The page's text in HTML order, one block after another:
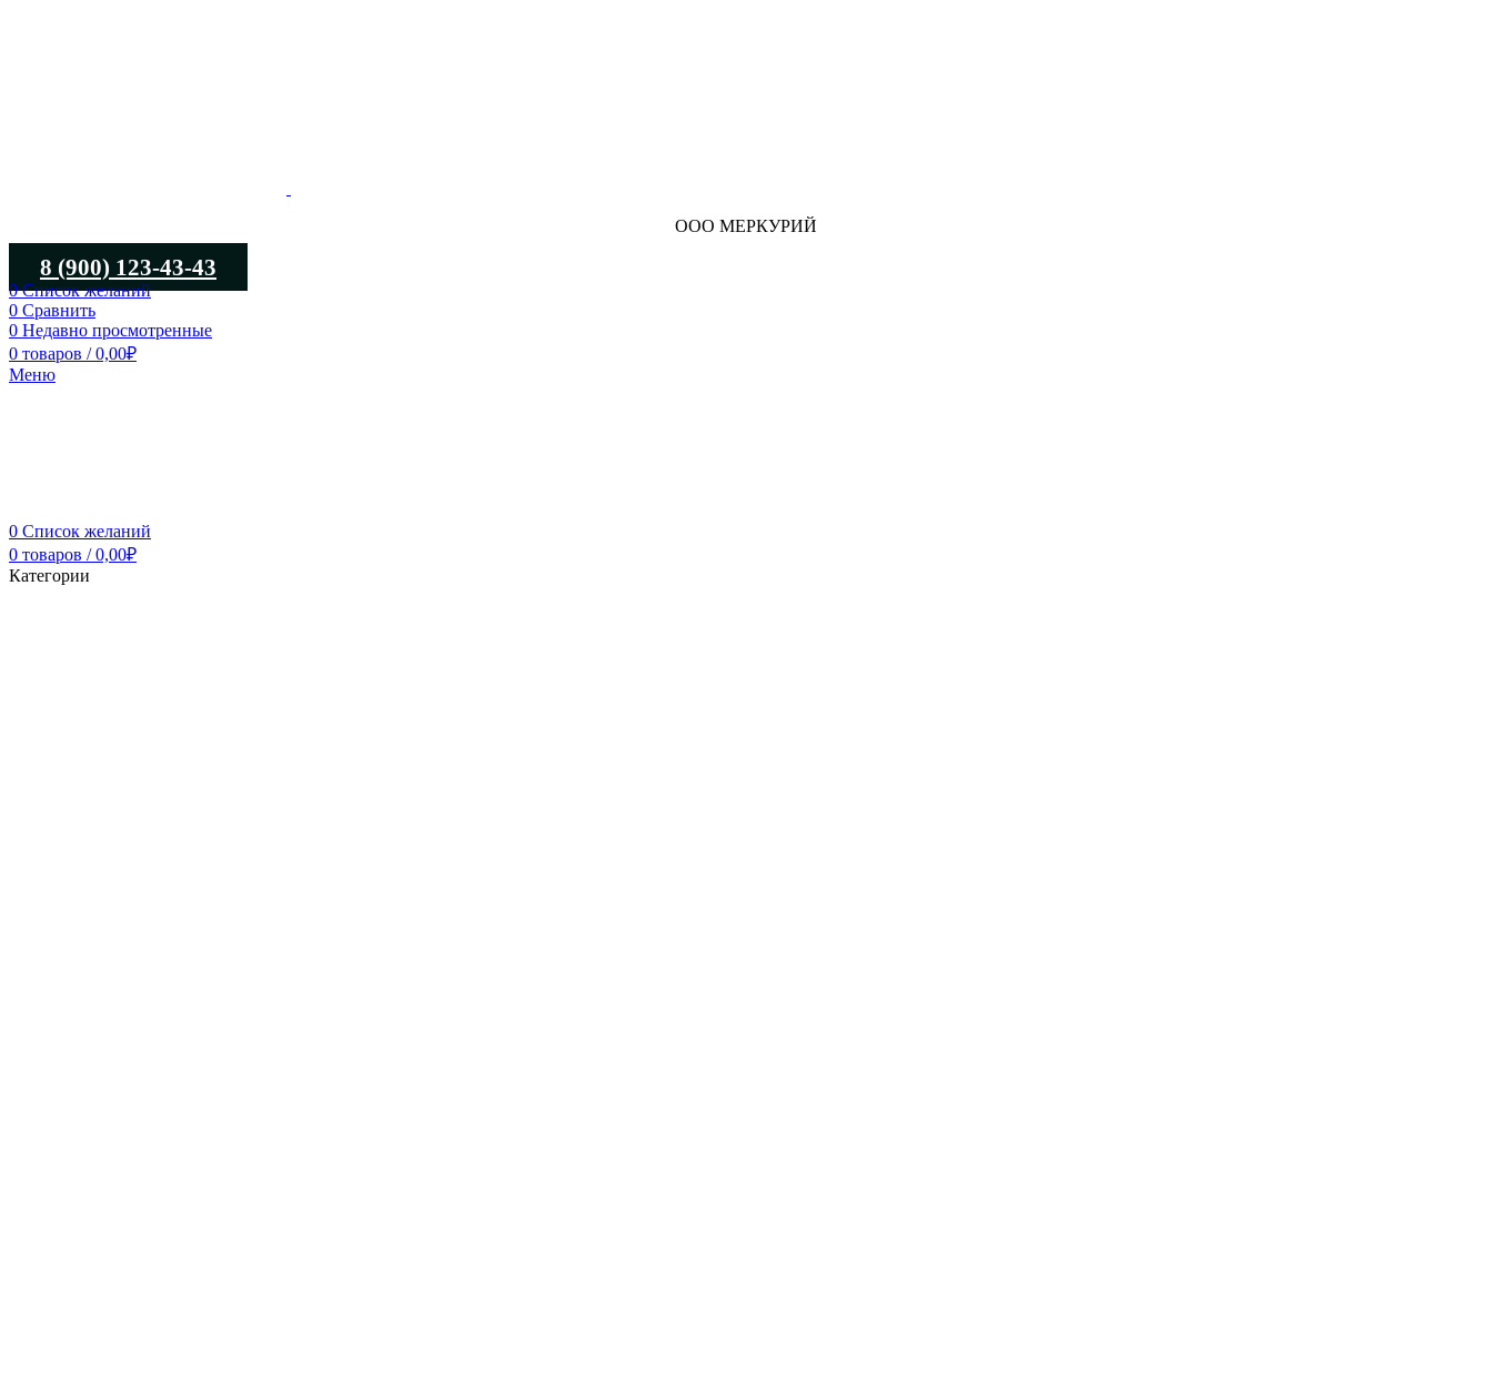
ООО МЕРКУРИЙ
8 (900) 123-43-43
0Список желаний
0 Сравнить
0 Недавно просмотренные
0 товаров / 0,00₽
Меню
0 Список желаний
0 товаров / 0,00₽
Категории